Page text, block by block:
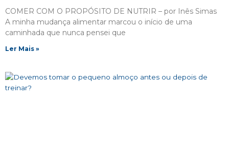
COMER COM O PROPÓSITO DE NUTRIR – por Inês Simas
A minha mudança alimentar marcou o início de uma
caminhada que nunca pensei que
Ler Mais »